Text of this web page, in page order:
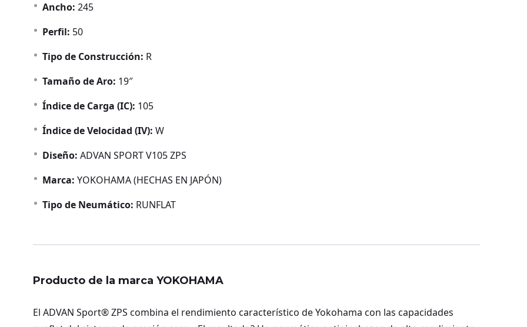
Ancho: 245
Perfil: 50
Tipo de Construcción: R
Tamaño de Aro: 19″
Índice de Carga (IC): 105
Índice de Velocidad (IV): W
Diseño: ADVAN SPORT V105 ZPS
Marca: YOKOHAMA (HECHAS EN JAPÓN)
Tipo de Neumático: RUNFLAT
Producto de la marca YOKOHAMA
El ADVAN Sport® ZPS combina el rendimiento característico de Yokohama con las capacidades